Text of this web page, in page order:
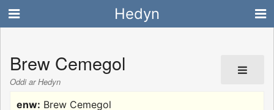
Hedyn
Brew Cemegol
Oddi ar Hedyn
enw: Brew Cemegol